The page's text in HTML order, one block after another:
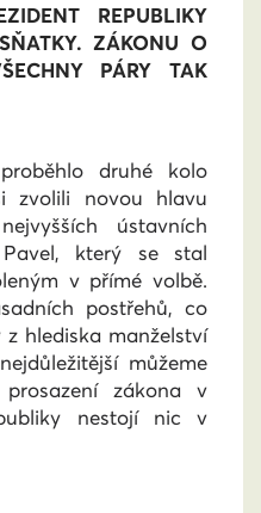
REPUBLIKY
ZÁKONU O
PÁRY TAK
druhé kolo
zvolili novou hlavu
ústavních
který se stal
v přímé volbě.
postřehů, co
hlediska manželství
můžeme
zákona v
nestojí nic v